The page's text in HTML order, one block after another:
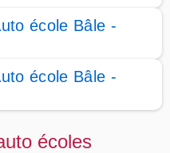
école Bâle -
école Bâle -
écoles